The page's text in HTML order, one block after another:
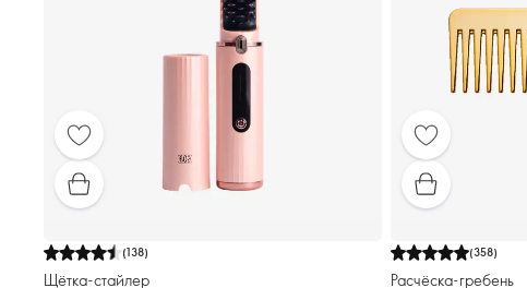
(138)
Щётка-стайлер
(358)
Расчёска-гребень